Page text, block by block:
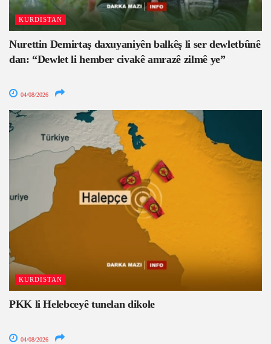
KURDISTAN
Nurettin Demirtaş daxuyaniyên balkêş li ser dewletbûnê
dan: “Dewlet li hember civakê amrazê zilmê ye”
04/08/2026
KURDISTAN
PKK li Helebceyê tunelan dikole
04/08/2026